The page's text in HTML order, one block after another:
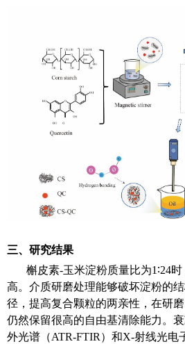
三、研究结果
槲皮素-玉米淀粉质量比为1∶24时
高。介质研磨处理能够破坏淀粉的
径，提高复合颗粒的两亲性，在研磨
仍然保留很高的自由基清除能力。
外光谱（ATR-FTIR）和X-射线光电